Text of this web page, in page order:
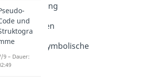
Dateien
02:44
und symbolische
02:41
und
9 – Dauer: